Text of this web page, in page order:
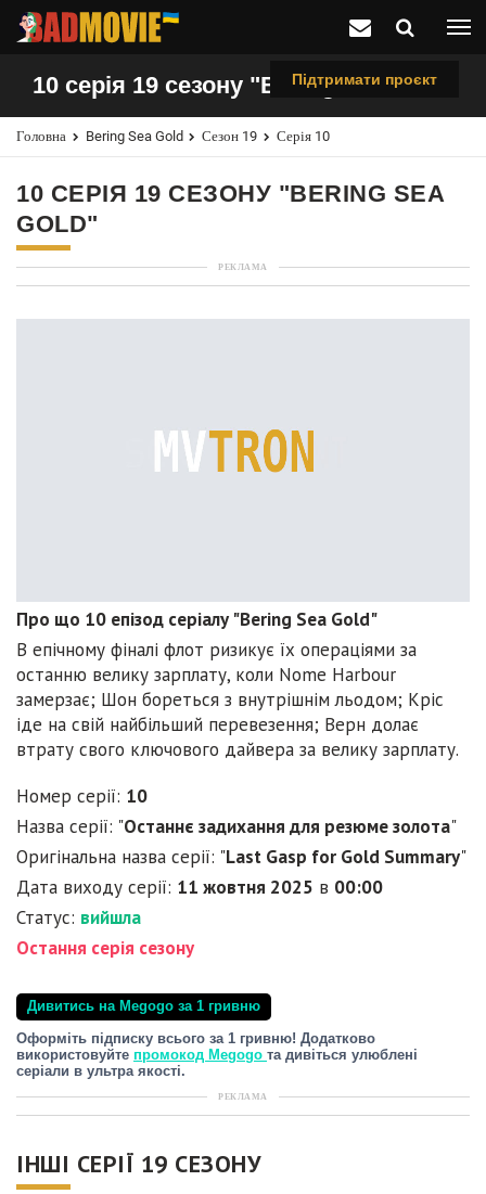
Підтримати проєкт
10 серія 19 сезону "Bering Sea Gold"
Головна Bering Sea Gold Сезон 19 Серія 10
10 СЕРІЯ 19 СЕЗОНУ "BERING SEA
GOLD"
РЕКЛАМА
Про що 10 епізод серіалу "Bering Sea Gold"
В епічному фіналі флот ризикує їх операціями за
останню велику зарплату, коли Nome Harbour
замерзає; Шон бореться з внутрішнім льодом; Кріс
іде на свій найбільший перевезення; Верн долає
втрату свого ключового дайвера за велику зарплату.
Номер серії: 10
Назва серії: "Останнє задихання для резюме золота"
Оригінальна назва серії: "Last Gasp for Gold Summary"
Дата виходу серії: 11 жовтня 2025 в 00:00
Статус: вийшла
Остання серія сезону
Дивитись на Megogo за 1 гривню
Оформіть підписку всього за 1 гривню! Додатково
використовуйте промокод Megogo та дивіться улюблені
серіали в ультра якості.
РЕКЛАМА
ІНШІ СЕРІЇ 19 СЕЗОНУ